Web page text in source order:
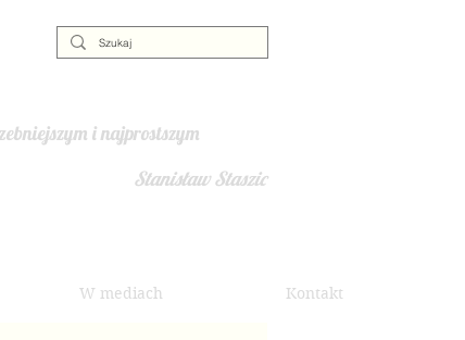
i najprostszym
Stanisław Staszic
W mediach Kontakt